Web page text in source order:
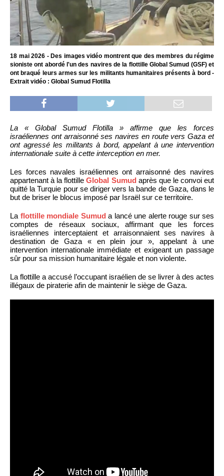
18 mai 2026 - Des images vidéo montrent que des membres du régime
sioniste ont abordé l'un des navires de la flottille Global Sumud (GSF) et
ont braqué leurs armes sur les militants humanitaires présents à bord -
Extrait vidéo : Global Sumud Flotilla
La « Global Sumud Flotilla » affirme que les forces
israéliennes ont arraisonné ses navires en route vers Gaza et
ont agressé les militants à bord, appelant à une intervention
internationale suite à cette interception en mer.
Les forces navales israéliennes ont arraisonné des navires
appartenant à la flottilleGlobal Sumud après que le convoi eut
quitté la Turquie pour se diriger vers la bande de Gaza, dans le
but de briser le blocus imposé par Israël sur ce territoire.
La flottille mondiale Sumud a lancé une alerte rouge sur ses
comptes de réseaux sociaux, affirmant que les forces
israéliennes interceptaient et arraisonnaient ses navires à
destination de Gaza « en plein jour », appelant à une
intervention internationale immédiate et exigeant un passage
sûr pour sa mission humanitaire légale et non violente.
La flottille a accusé l’occupant israélien de se livrer à des actes
illégaux de piraterie afin de maintenir le siège de Gaza.